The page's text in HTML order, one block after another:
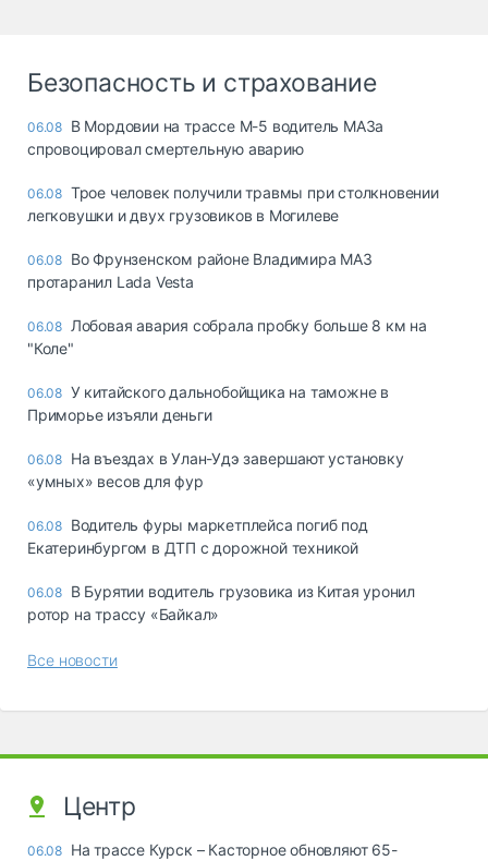
Безопасность и страхование
06.08 В Мордовии на трассе М-5 водитель МАЗа
спровоцировал смертельную аварию
06.08 Трое человек получили травмы при столкновении
легковушки и двух грузовиков в Могилеве
06.08 Во Фрунзенском районе Владимира МАЗ
протаранил Lada Vesta
06.08 Лобовая авария собрала пробку больше 8 км на
"Коле"
06.08 У китайского дальнобойщика на таможне в
Приморье изъяли деньги
06.08 Ha въeздax в Улaн-Удэ зaвepшaют ycтaнoвкy
«yмныx» вecoв для фyp
06.08 Водитель фуры маркетплейса погиб под
Екатеринбургом в ДТП с дорожной техникой
06.08 В Бурятии водитель грузовика из Китая уронил
ротор на трассу «Байкал»
Все новости
Центр
06.08 На трассе Курск – Касторное обновляют 65-